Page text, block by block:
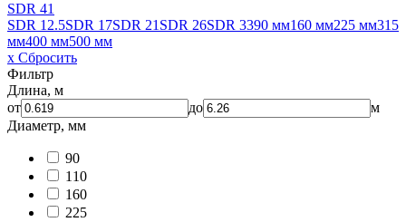
SDR 41
SDR 12.5SDR 17SDR 21 SDR 26SDR 3390 мм160 мм225 мм315
мм400 мм500 мм
x Сбросить
Фильтр
Длина, м
от
до
м
Диаметр, мм
90
110
160
225